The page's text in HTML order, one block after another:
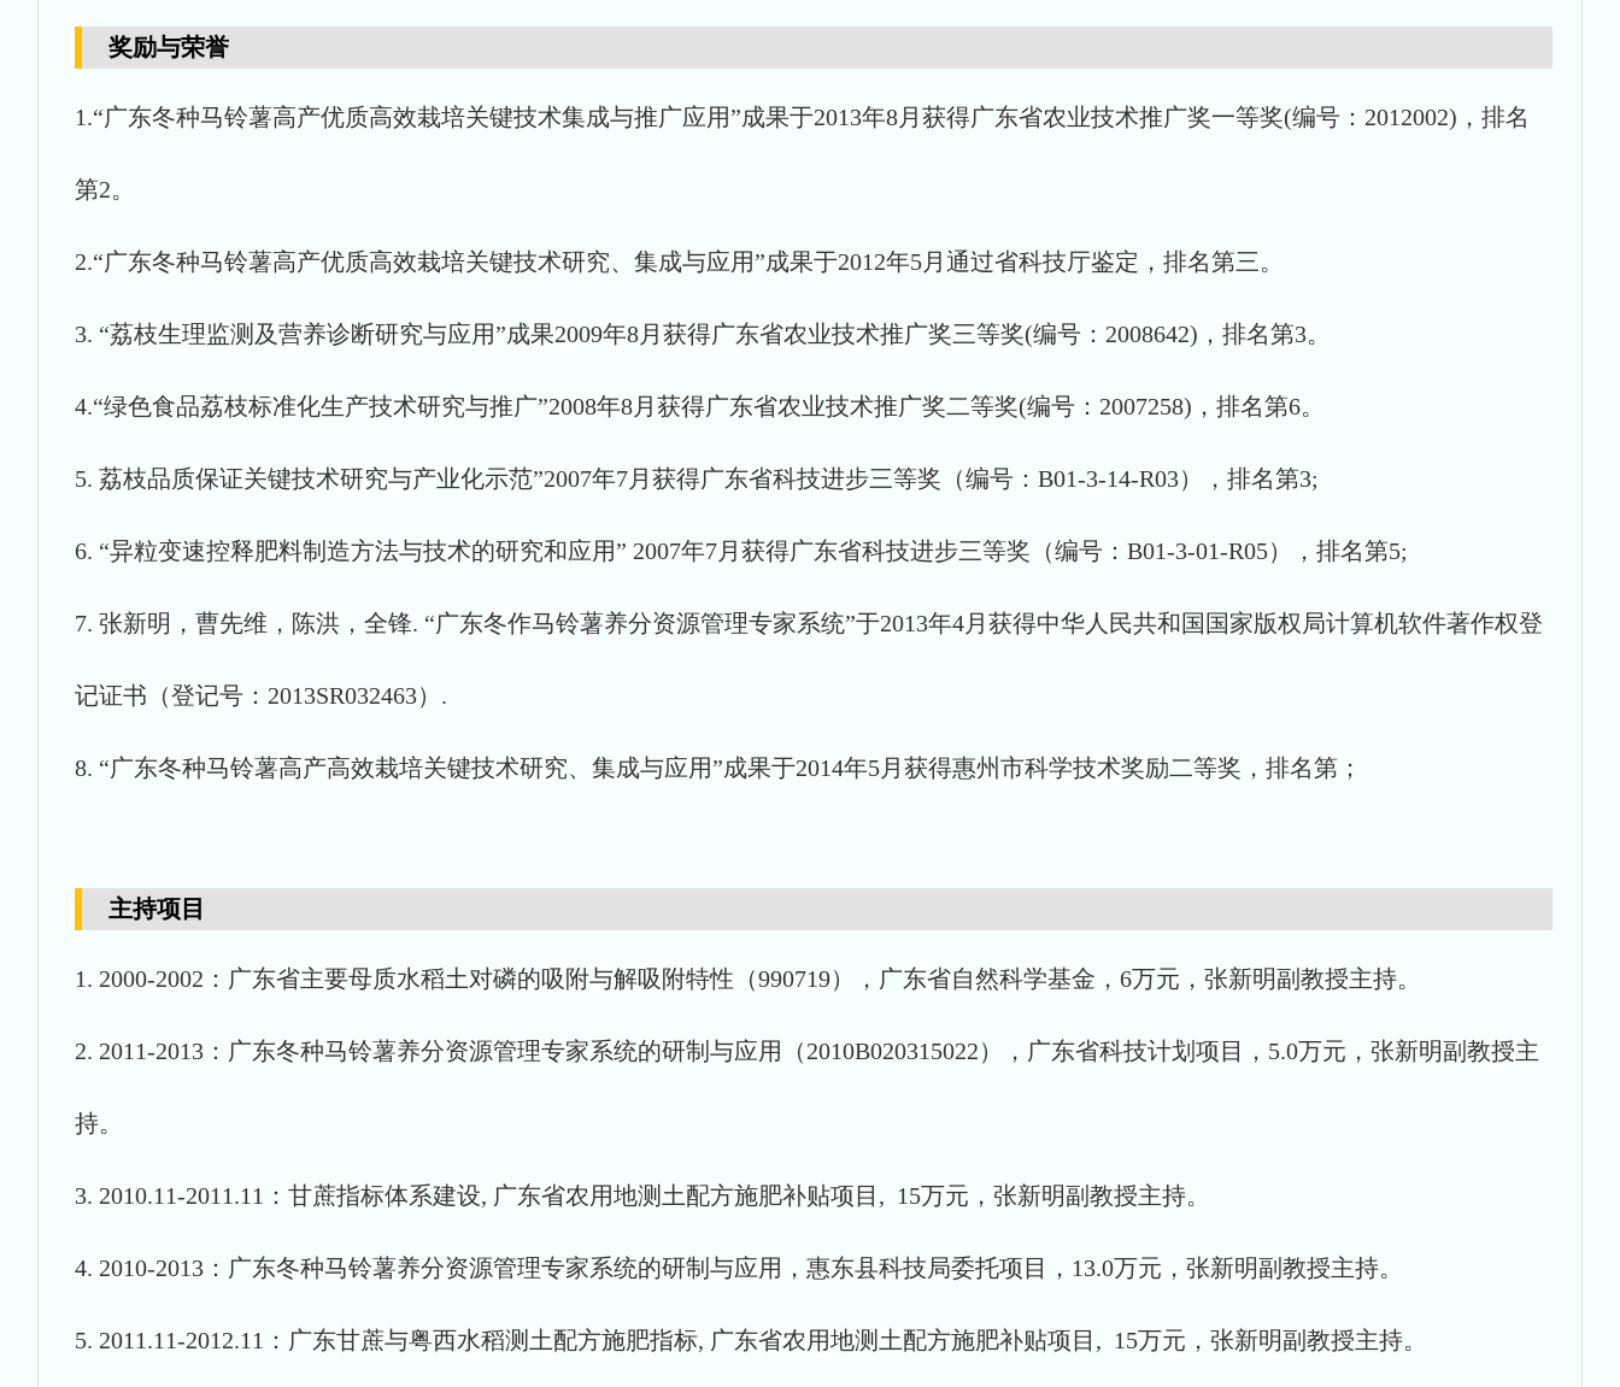
奖励与荣誉
1.“广东冬种马铃薯高产优质高效栽培关键技术集成与推广应用”成果于2013年8月获得广东省农业技术推广奖一等奖(编号：2012002)，排名
第2。
2.“广东冬种马铃薯高产优质高效栽培关键技术研究、集成与应用”成果于2012年5月通过省科技厅鉴定，排名第三。
3. “荔枝生理监测及营养诊断研究与应用”成果2009年8月获得广东省农业技术推广奖三等奖(编号：2008642)，排名第3。
4.“绿色食品荔枝标准化生产技术研究与推广”2008年8月获得广东省农业技术推广奖二等奖(编号：2007258)，排名第6。
5. 荔枝品质保证关键技术研究与产业化示范”2007年7月获得广东省科技进步三等奖（编号：B01-3-14-R03），排名第3;
6. “异粒变速控释肥料制造方法与技术的研究和应用” 2007年7月获得广东省科技进步三等奖（编号：B01-3-01-R05），排名第5;
7. 张新明，曹先维，陈洪，全锋. “广东冬作马铃薯养分资源管理专家系统”于2013年4月获得中华人民共和国国家版权局计算机软件著作权登
记证书（登记号：2013SR032463）.
8. “广东冬种马铃薯高产高效栽培关键技术研究、集成与应用”成果于2014年5月获得惠州市科学技术奖励二等奖，排名第；
主持项目
1. 2000-2002：广东省主要母质水稻土对磷的吸附与解吸附特性（990719），广东省自然科学基金，6万元，张新明副教授主持。
2. 2011-2013：广东冬种马铃薯养分资源管理专家系统的研制与应用（2010B020315022），广东省科技计划项目，5.0万元，张新明副教授主
持。
3. 2010.11-2011.11：甘蔗指标体系建设, 广东省农用地测土配方施肥补贴项目, 15万元，张新明副教授主持。
4. 2010-2013：广东冬种马铃薯养分资源管理专家系统的研制与应用，惠东县科技局委托项目，13.0万元，张新明副教授主持。
5. 2011.11-2012.11：广东甘蔗与粤西水稻测土配方施肥指标, 广东省农用地测土配方施肥补贴项目, 15万元，张新明副教授主持。